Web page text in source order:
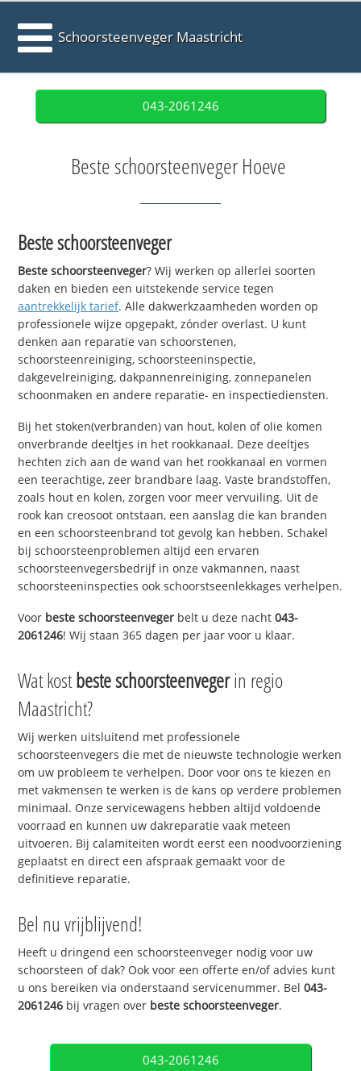
Schoorsteenveger Maastricht
043-2061246
Beste schoorsteenveger Hoeve
Beste schoorsteenveger
Beste schoorsteenveger? Wij werken op allerlei soorten
daken en bieden een uitstekende service tegen
aantrekkelijk tarief. Alle dakwerkzaamheden worden op
professionele wijze opgepakt, zónder overlast. U kunt
denken aan reparatie van schoorstenen,
schoorsteenreiniging, schoorsteeninspectie,
dakgevelreiniging, dakpannenreiniging, zonnepanelen
schoonmaken en andere reparatie- en inspectiediensten.
Bij het stoken(verbranden) van hout, kolen of olie komen
onverbrande deeltjes in het rookkanaal. Deze deeltjes
hechten zich aan de wand van het rookkanaal en vormen
een teerachtige, zeer brandbare laag. Vaste brandstoffen,
zoals hout en kolen, zorgen voor meer vervuiling. Uit de
rook kan creosoot ontstaan, een aanslag die kan branden
en een schoorsteenbrand tot gevolg kan hebben. Schakel
bij schoorsteenproblemen altijd een ervaren
schoorsteenvegersbedrijf in onze vakmannen, naast
schoorsteeninspecties ook schoorstseenlekkages verhelpen.
Voor beste schoorsteenveger belt u deze nacht043-
2061246! Wij staan 365 dagen per jaar voor u klaar.
Wat kostbeste schoorsteenvegerin regio
Maastricht?
Wij werken uitsluitend met professionele
schoorsteenvegers die met de nieuwste technologie werken
om uw probleem te verhelpen. Door voor ons te kiezen en
met vakmensen te werken is de kans op verdere problemen
minimaal. Onze servicewagens hebben altijd voldoende
voorraad en kunnen uw dakreparatie vaak meteen
uitvoeren. Bij calamiteiten wordt eerst een noodvoorziening
geplaatst en direct een afspraak gemaakt voor de
definitieve reparatie.
Bel nu vrijblijvend!
Heeft u dringend een schoorsteenveger nodig voor uw
schoorsteen of dak? Ook voor een offerte en/of advies kunt
u ons bereiken via onderstaand servicenummer. Bel043-
2061246 bij vragen over beste schoorsteenveger.
043-2061246